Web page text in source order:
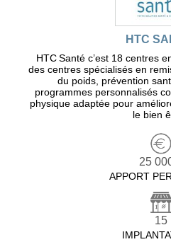
HTC
HTC Santé c’est 18 centres
des centres spécialisés en
du poids, prévention
programmes personnalisés
physique adaptée pour
le bien
25
APPORT
15